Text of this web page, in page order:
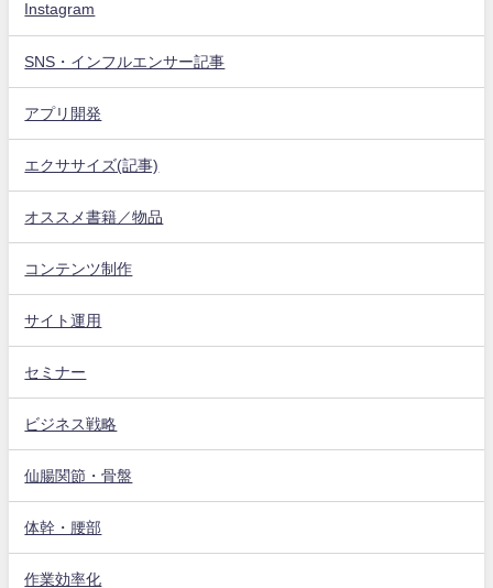
Instagram
SNS・インフルエンサー記事
アプリ開発
エクササイズ(記事)
オススメ書籍／物品
コンテンツ制作
サイト運用
セミナー
ビジネス戦略
仙腸関節・骨盤
体幹・腰部
作業効率化